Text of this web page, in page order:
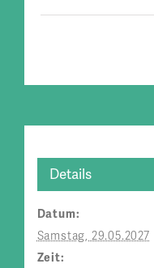
Details
Datum:
Samstag, 29.05.2027
Zeit: